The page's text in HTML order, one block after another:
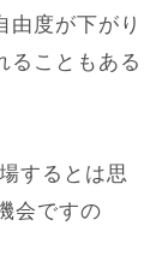
由度が下がり
ることもある
するとは思
会ですの